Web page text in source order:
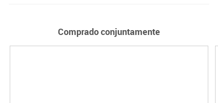
Comprado conjuntamente